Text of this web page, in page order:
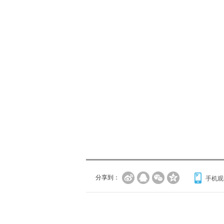
分享到： 手机